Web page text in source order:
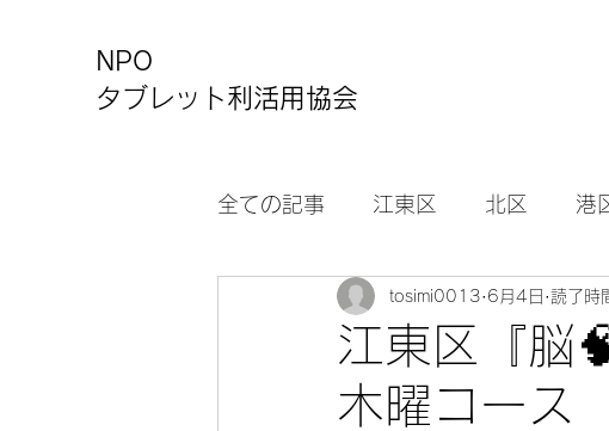
NPO
タブレット利活用協会
全ての記事 江東区 北区 港
カルチャーセンター お知らせ
江東区『脳
木曜コース
tosimi0013 6月4日 読了時